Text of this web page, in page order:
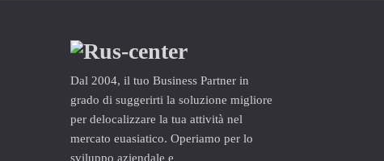
Dal 2004, il tuo Business Partner in
grado di suggerirti la soluzione migliore
per delocalizzare la tua attività nel
mercato euasiatico. Operiamo per lo
sviluppo aziendale e